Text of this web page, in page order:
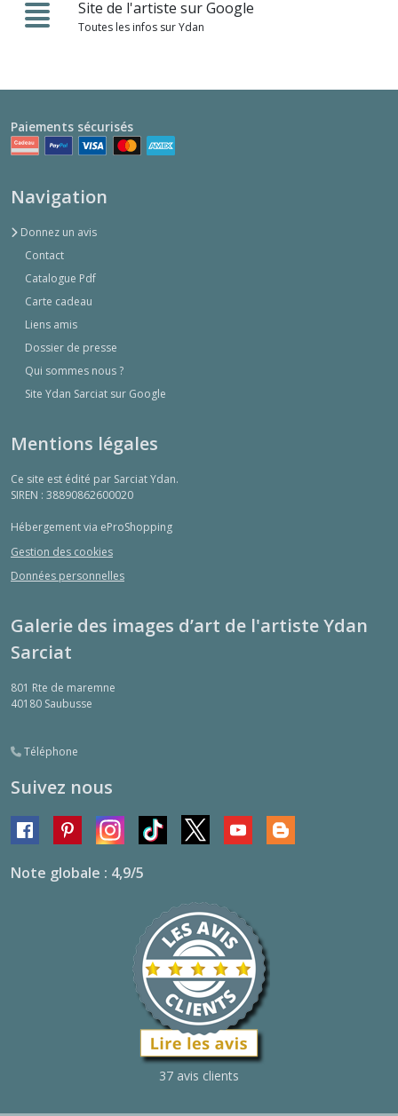
Site de l'artiste sur Google
Toutes les infos sur Ydan
Paiements sécurisés
Navigation
Donnez un avis
Contact
Catalogue Pdf
Carte cadeau
Liens amis
Dossier de presse
Qui sommes nous ?
Site Ydan Sarciat sur Google
Mentions légales
Ce site est édité par Sarciat Ydan.
SIREN : 38890862600020
Hébergement via eProShopping
Gestion des cookies
Données personnelles
Galerie des images d’art de l'artiste Ydan
Sarciat
801 Rte de maremne
40180 Saubusse
Téléphone
Suivez nous
Note globale : 4,9/5
37 avis clients